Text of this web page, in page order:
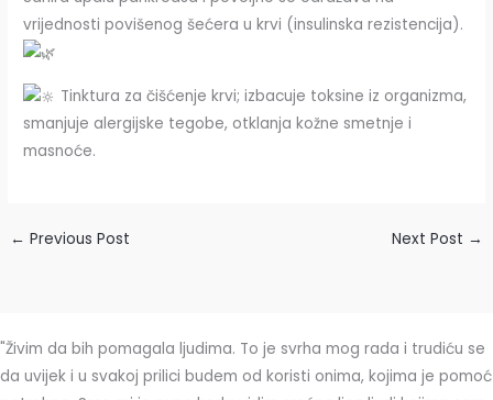
vrijednosti povišenog šećera u krvi (insulinska rezistencija).
Tinktura za čišćenje krvi; izbacuje toksine iz organizma,
smanjuje alergijske tegobe, otklanja kožne smetnje i
masnoće.
← Previous Post Next Post →
"Živim da bih pomagala ljudima. To je svrha mog rada i trudiću se
da uvijek i u svakoj prilici budem od koristi onima, kojima je pomoć